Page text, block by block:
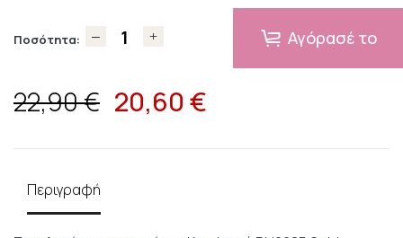
Ποσότητα: Αγόρασέ το
22,90 € 20,60 €
Περιγραφή